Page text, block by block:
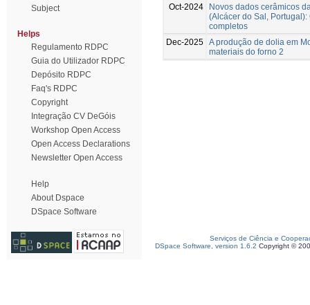
Subject
Helps
Regulamento RDPC
Guia do Utilizador RDPC
Depósito RDPC
Faq's RDPC
Copyright
Integração CV DeGóis
Workshop Open Access
Open Access Declarations
Newsletter Open Access
Help
About Dspace
DSpace Software
Oct-2024
Novos dados cerâmicos
(Alcácer do Sal,
completos
Dec-2025 A produção de dolia em
materiais do forno 2
Serviços de Ciência e
DSpace Software, version 1.6.2 Copyright ©